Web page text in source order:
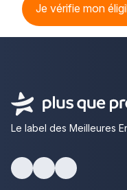
Je vérifie mon
Le label des Meilleures